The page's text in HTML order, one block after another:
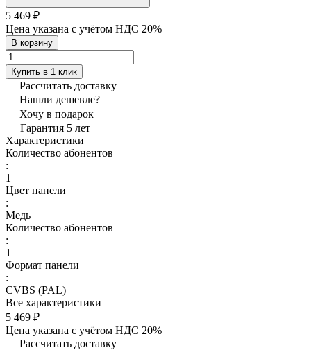
5 469 ₽
Цена указана с учётом НДС 20%
В корзину
Купить в 1 клик
Рассчитать доставку
Нашли дешевле?
Хочу в подарок
Гарантия 5 лет
Характеристики
Количество абонентов
:
1
Цвет панели
:
Медь
Количество абонентов
:
1
Формат панели
:
CVBS (PAL)
Все характеристики
5 469 ₽
Цена указана с учётом НДС 20%
Рассчитать доставку